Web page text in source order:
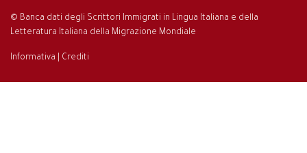
© Banca dati degli Scrittori Immigrati in Lingua Italiana e della
Letteratura Italiana della Migrazione Mondiale
Informativa Crediti